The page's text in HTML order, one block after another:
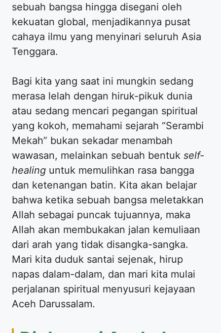
sebuah bangsa hingga disegani oleh
kekuatan global, menjadikannya pusat
cahaya ilmu yang menyinari seluruh Asia
Tenggara.
Bagi kita yang saat ini mungkin sedang
merasa lelah dengan hiruk-pikuk dunia
atau sedang mencari pegangan spiritual
yang kokoh, memahami sejarah “Serambi
Mekah” bukan sekadar menambah
wawasan, melainkan sebuah bentuk self-
healing untuk memulihkan rasa bangga
dan ketenangan batin. Kita akan belajar
bahwa ketika sebuah bangsa meletakkan
Allah sebagai puncak tujuannya, maka
Allah akan membukakan jalan kemuliaan
dari arah yang tidak disangka-sangka.
Mari kita duduk santai sejenak, hirup
napas dalam-dalam, dan mari kita mulai
perjalanan spiritual menyusuri kejayaan
Aceh Darussalam.